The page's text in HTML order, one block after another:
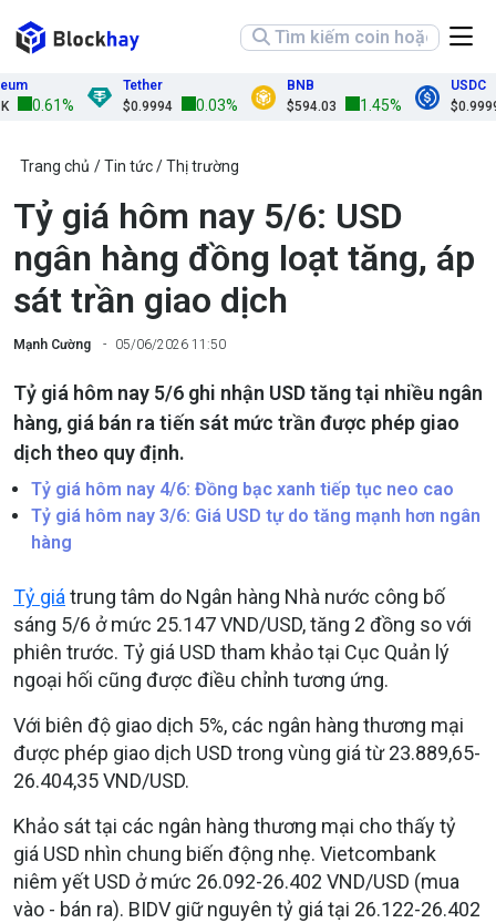
0.61%
Tether
$0.9994
0.03%
BNB
$594.03
1.45%
USDC
$0.9999
Trang chủ Tin tức Thị trường
Tỷ giá hôm nay 5/6: USD
ngân hàng đồng loạt tăng, áp
sát trần giao dịch
Mạnh Cường 05/06/2026 11:50
Tỷ giá hôm nay 5/6 ghi nhận USD tăng tại nhiều ngân
hàng, giá bán ra tiến sát mức trần được phép giao
dịch theo quy định.
Tỷ giá hôm nay 4/6: Đồng bạc xanh tiếp tục neo cao
Tỷ giá hôm nay 3/6: Giá USD tự do tăng mạnh hơn ngân
hàng
Tỷ giá trung tâm do Ngân hàng Nhà nước công bố
sáng 5/6 ở mức 25.147 VND/USD, tăng 2 đồng so với
phiên trước. Tỷ giá USD tham khảo tại Cục Quản lý
ngoại hối cũng được điều chỉnh tương ứng.
Với biên độ giao dịch 5%, các ngân hàng thương mại
được phép giao dịch USD trong vùng giá từ 23.889,65-
26.404,35 VND/USD.
Khảo sát tại các ngân hàng thương mại cho thấy tỷ
giá USD nhìn chung biến động nhẹ. Vietcombank
niêm yết USD ở mức 26.092-26.402 VND/USD (mua
vào - bán ra). BIDV giữ nguyên tỷ giá tại 26.122-26.402